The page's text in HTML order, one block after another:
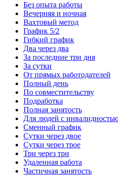
Без опыта работы
Вечерняя и ночная
Вахтовый метод
График 5/2
Гибкий график
Два через два
За последние три дня
За сутки
От прямых работодателей
Полный день
По совместительству
Подработка
Полная занятость
Для людей с
Сменный график
Сутки через двое
Сутки через трое
Три через три
Удаленная работа
Частичная занятость